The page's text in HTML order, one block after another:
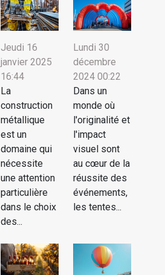
Jeudi 16
janvier 2025
16:44
La
construction
métallique
est un
domaine qui
nécessite
une attention
particulière
dans le choix
des...
Lundi 30
décembre
2024 00:22
Dans un
monde où
l'originalité et
l'impact
visuel sont
au cœur de la
réussite des
événements,
les tentes...